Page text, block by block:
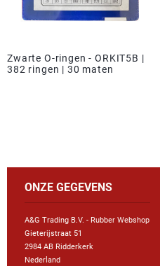
Zwarte O-ringen - ORKIT5B |
382 ringen | 30 maten
ONZE GEGEVENS
A&G Trading B.V. - Rubber Webshop
Gieterijstraat 51
2984 AB Ridderkerk
Nederland